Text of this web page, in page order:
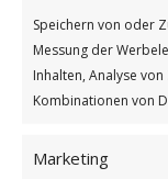
Speichern von oder
Messung der
Inhalten, Analyse
Kombinationen von
Marketing
Weiterlesen
26. SEPTEMBER 2025